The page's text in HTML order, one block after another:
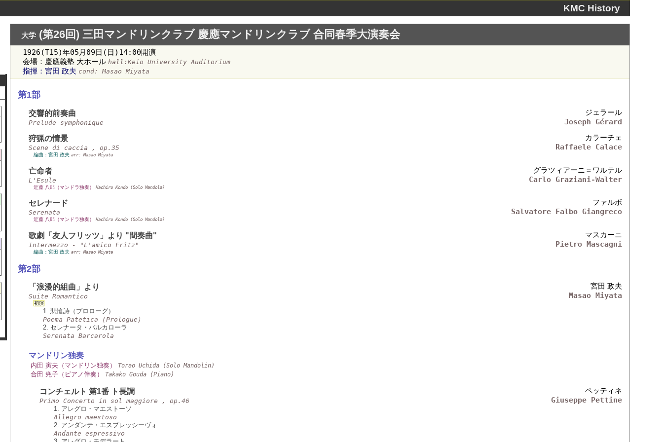
KMC History
大学 (第26回) 三田マンドリンクラブ 慶應マンドリンクラブ 合同春季大演奏会
1926(T15)年05月09日(日)14:00開演
会場：慶應義塾 大ホール hall:Keio University Auditorium
指揮：宮田 政夫 cond: Masao Miyata
第1部
ジェラール
Joseph Gérard
交響的前奏曲
Prelude symphonique
カラーチェ
Raffaele Calace
狩猟の情景
Scene di caccia , op.35
編曲：宮田 政夫 arr: Masao Miyata
グラツィアーニ＝ワルテル
Carlo Graziani-Walter
亡命者
L'Esule
近藤 八郎（マンドラ独奏） Hachiro Kondo (Solo Mandola)
ファルボ
Salvatore Falbo Giangreco
セレナード
Serenata
近藤 八郎（マンドラ独奏） Hachiro Kondo (Solo Mandola)
マスカーニ
Pietro Mascagni
歌劇「友人フリッツ」より "間奏曲"
Intermezzo - "L'amico Fritz"
編曲：宮田 政夫 arr: Masao Miyata
第2部
宮田 政夫
Masao Miyata
「浪漫的組曲」より
Suite Romantico
初演
1. 悲愴詩（プロローグ）
Poema Patetica (Prologue)
2. セレナータ・バルカローラ
Serenata Barcarola
マンドリン独奏
内田 寅夫（マンドリン独奏） Torao Uchida (Solo Mandolin)
合田 尭子（ピアノ伴奏） Takako Gouda (Piano)
ペッティネ
Giuseppe Pettine
コンチェルト 第1番 ト長調
Primo Concerto in sol maggiore , op.46
1. アレグロ・マエストーソ
Allegro maestoso
2. アンダンテ・エスプレッシーヴォ
Andante espressivo